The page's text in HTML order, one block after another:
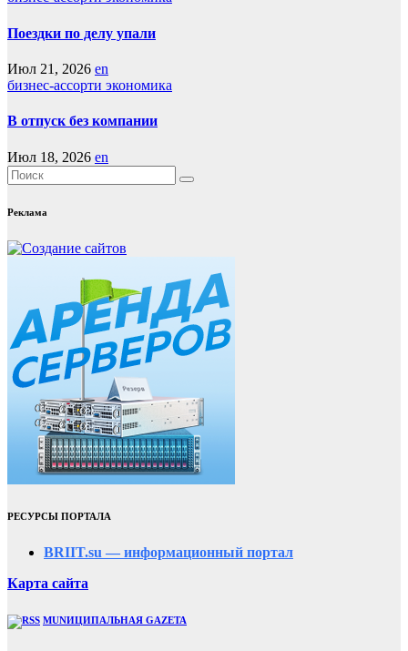
Поездки по делу упали
Июл 21, 2026 en
бизнес-ассорти экономика
В отпуск без компании
Июл 18, 2026 en
Реклама
РЕСУРСЫ ПОРТАЛА
BRIIT.su — информационный портал
Карта сайта
MUNИЦИПАЛЬНАЯ GAZЕТА